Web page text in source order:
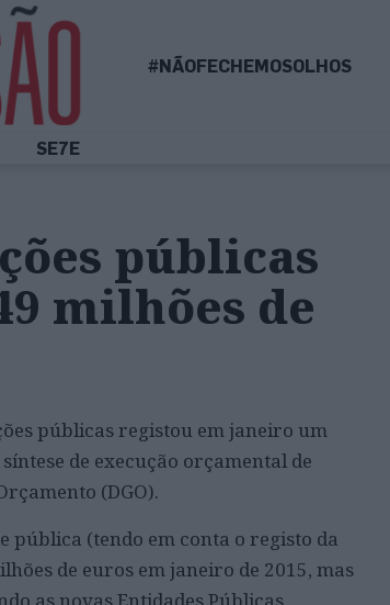
#NÃOFECHEMOSOLHOS
SE7E
públicas
milhões de
públicas registou em janeiro um
de execução orçamental de
(DGO).
pública (tendo em conta o registo da
de euros em janeiro de 2015, mas